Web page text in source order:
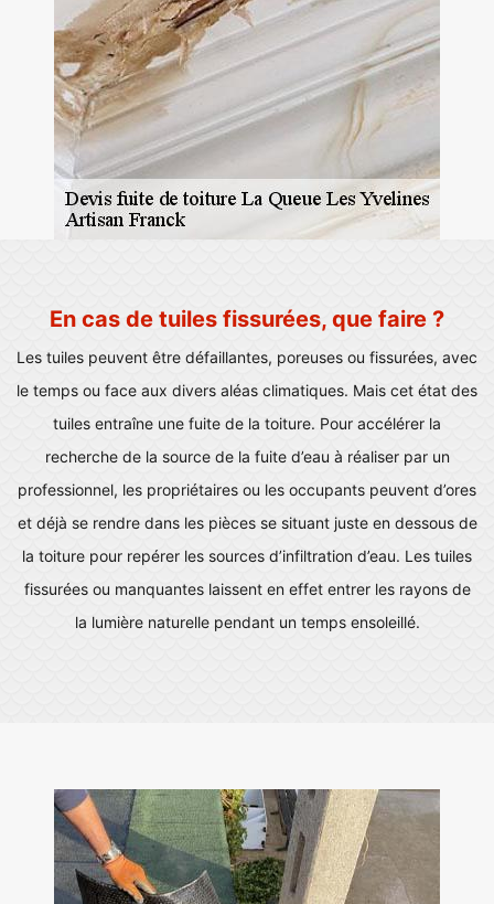
En cas de tuiles fissurées, que faire ?
Les tuiles peuvent être défaillantes, poreuses ou fissurées, avec
le temps ou face aux divers aléas climatiques. Mais cet état des
tuiles entraîne une fuite de la toiture. Pour accélérer la
recherche de la source de la fuite d’eau à réaliser par un
professionnel, les propriétaires ou les occupants peuvent d’ores
et déjà se rendre dans les pièces se situant juste en dessous de
la toiture pour repérer les sources d’infiltration d’eau. Les tuiles
fissurées ou manquantes laissent en effet entrer les rayons de
la lumière naturelle pendant un temps ensoleillé.